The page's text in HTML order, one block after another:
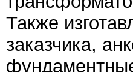
Также
заказчика,